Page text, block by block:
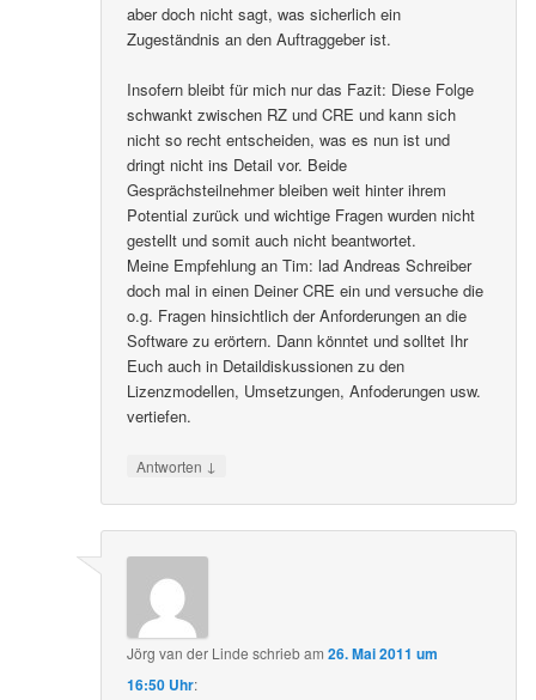
aber doch nicht sagt, was sicherlich ein
Zugeständnis an den Auftraggeber ist.
Insofern bleibt für mich nur das Fazit: Diese Folge
schwankt zwischen RZ und CRE und kann sich
nicht so recht entscheiden, was es nun ist und
dringt nicht ins Detail vor. Beide
Gesprächsteilnehmer bleiben weit hinter ihrem
Potential zurück und wichtige Fragen wurden nicht
gestellt und somit auch nicht beantwortet.
Meine Empfehlung an Tim: lad Andreas Schreiber
doch mal in einen Deiner CRE ein und versuche die
o.g. Fragen hinsichtlich der Anforderungen an die
Software zu erörtern. Dann könntet und solltet Ihr
Euch auch in Detaildiskussionen zu den
Lizenzmodellen, Umsetzungen, Anfoderungen usw.
vertiefen.
Antworten ↓
Jörg van der Linde schriebam26. Mai 2011 um
16:50 Uhr: